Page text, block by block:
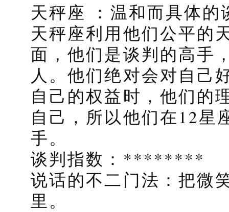
天秤座 ：温和而具体的
天秤座利用他们公平的
面，他们是谈判的高手
人。他们绝对会对自己
自己的权益时，他们的
自己，所以他们在12星
手。
谈判指数：********
说话的不二门法：把微
里。